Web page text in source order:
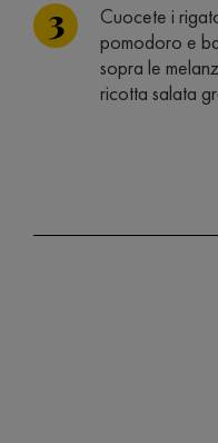
Cuocete i
pomodoro e
sopra le
ricotta salata